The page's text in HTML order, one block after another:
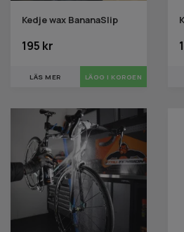
Kedje wax BananaSlip
195 kr
LÄS MER